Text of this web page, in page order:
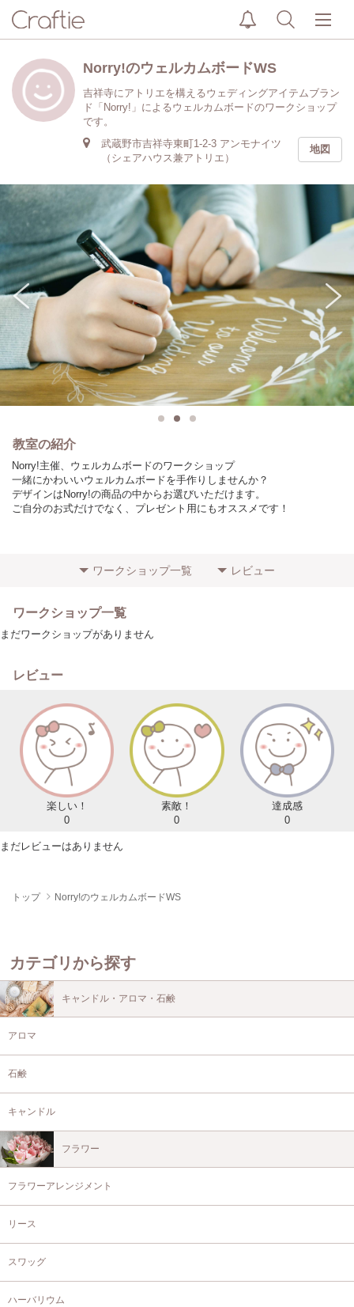
Norry!のウェルカムボードWS
吉祥寺にアトリエを構えるウェディングアイテムブラン
ド「Norry!」によるウェルカムボードのワークショップ
です。
武蔵野市吉祥寺東町1-2-3 アンモナイツ
（シェアハウス兼アトリエ）
地図
教室の紹介
Norry!主催、ウェルカムボードのワークショップ
一緒にかわいいウェルカムボードを手作りしませんか？
デザインはNorry!の商品の中からお選びいただけます。
ご自分のお式だけでなく、プレゼント用にもオススメです！
ワークショップ一覧 レビュー
ワークショップ一覧
まだワークショップがありません
レビュー
楽しい！
0
素敵！
0
達成感
0
まだレビューはありません
トップ Norry!のウェルカムボードWS
カテゴリから探す
キャンドル・アロマ・石鹸
アロマ
石鹸
キャンドル
フラワー
フラワーアレンジメント
リース
スワッグ
ハーバリウム